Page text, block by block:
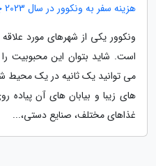
هزینه سفر به ونکوور در سال 2023 چقدر است؟
ونکوور یکی از شهرهای مورد
است. شاید بتوان این محبوبیت
می توانید یک ثانیه در یک محیط
های زیبا و بیابان های آن پیاده
غذاهای مختلف، صنایع دستی،...